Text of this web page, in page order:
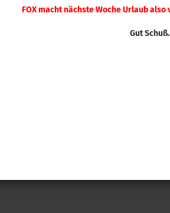
FOX macht nächste Woche Urlaub also
Gut Schuß.